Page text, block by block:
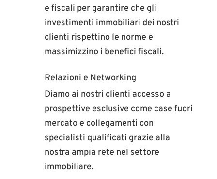
e fiscali per garantire che gli
investimenti immobiliari dei nostri
clienti rispettino le norme e
massimizzino i benefici fiscali.
Relazioni e Networking
Diamo ai nostri clienti accesso a
prospettive esclusive come case fuori
mercato e collegamenti con
specialisti qualificati grazie alla
nostra ampia rete nel settore
immobiliare.